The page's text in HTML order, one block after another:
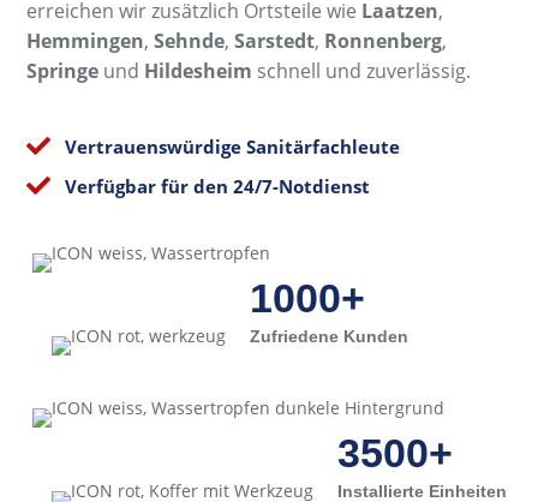
erreichen wir zusätzlich Ortsteile wie Laatzen,
Hemmingen,Sehnde,Sarstedt, Ronnenberg,
Springe und Hildesheim schnell und zuverlässig.
 Vertrauenswürdige Sanitärfachleute
 Verfügbar für den 24/7-Notdienst
1000+
Zufriedene Kunden
3500+
Installierte Einheiten